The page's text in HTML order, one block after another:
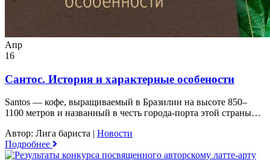
Апр
16
Сантос. История и характерные особености
Santos — кофе, выращиваемый в Бразилии на высоте 850–
1100 метров и названный в честь города-порта этой страны…
Автор: Лига бариста | Новости
Подробнее